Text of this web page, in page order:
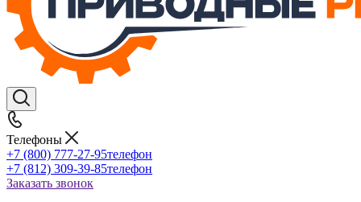
Телефоны
+7 (800) 777-27-95телефон
+7 (812) 309-39-85телефон
Заказать звонок